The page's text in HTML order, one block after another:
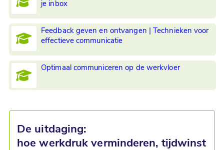
je inbox
Feedback geven en ontvangen | Technieken voor
effectieve communicatie
Optimaal communiceren op de werkvloer
De uitdaging:
hoe werkdruk verminderen, tijdwinst